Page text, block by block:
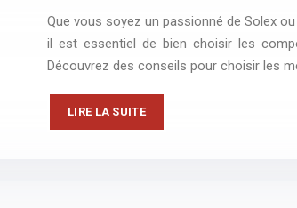
Que vous soyez un passionné de Solex
il est essentiel de bien choisir les
Découvrez des conseils pour choisir les
LIRE LA SUITE